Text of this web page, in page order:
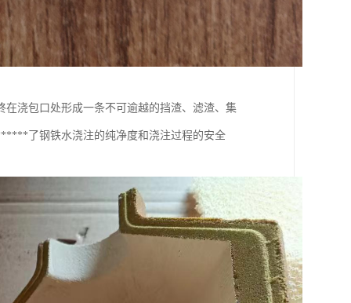
浇包口处形成一条不可逾越的挡渣、滤渣、集
了钢铁水浇注的纯净度和浇注过程的安全